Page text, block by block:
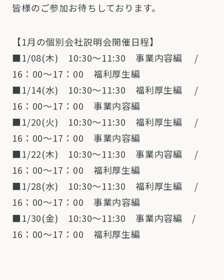
皆様のご参加お待ちしております。
【1月の個別会社説明会開催日程】
■1/08(木) 10:30～11:30 事業内容編 /
16：00～17：00 福利厚生編
■1/14(水) 10:30～11:30 福利厚生編 /
16：00～17：00 事業内容編
■1/20(火) 10:30～11:30 福利厚生編 /
16：00～17：00 事業内容編
■1/22(木) 10:30～11:30 事業内容編 /
16：00～17：00 福利厚生編
■1/28(水) 10:30～11:30 福利厚生編 /
16：00～17：00 事業内容編
■1/30(金) 10:30～11:30 事業内容編 /
16：00～17：00 福利厚生編